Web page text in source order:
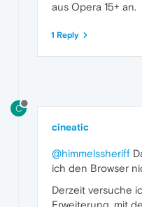
aus Opera 15+ an.
1 Reply
C
cineatic
@himmelssheriff
ich den Browser
Derzeit versuche
Erweiterung, mit